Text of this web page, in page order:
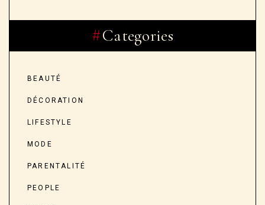
Categories
BEAUTÉ
DÉCORATION
LIFESTYLE
MODE
PARENTALITÉ
PEOPLE